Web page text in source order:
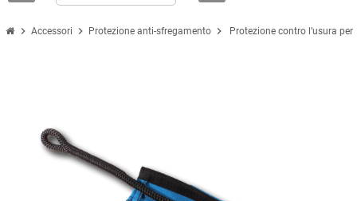
chevron_right Accessori chevron_right Protezione anti-sfregamento chevron_right Protezione contro l’usura per